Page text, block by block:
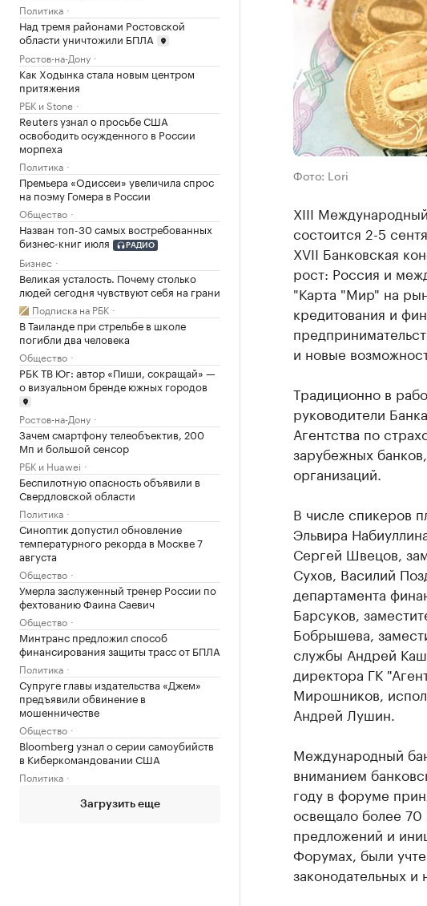
Политика
Над тремя районами Ростовской
области уничтожили БПЛА
Ростов-на-Дону
Как Ходынка стала новым центром
притяжения
РБК и Stone
Reuters узнал о просьбе США
освободить осужденного в России
морпеха
Политика
Премьера «Одиссеи» увеличила спрос
на поэму Гомера в России
Общество
Назван топ-30 самых востребованных
бизнес-книг июля
РАДИО
Бизнес
Великая усталость. Почему столько
людей сегодня чувствуют себя на грани
Подписка на РБК
В Таиланде при стрельбе в школе
погибли два человека
Общество
РБК ТВ Юг: автор «Пиши, сокращай» —
о визуальном бренде южных городов
Ростов-на-Дону
Зачем смартфону телеобъектив, 200
Мп и большой сенсор
РБК и Huawei
Беспилотную опасность объявили в
Свердловской области
Политика
Синоптик допустил обновление
температурного рекорда в Москве 7
августа
Общество
Умерла заслуженный тренер России по
фехтованию Фаина Саевич
Общество
Минтранс предложил способ
финансирования защиты трасс от БПЛА
Политика
Супруге главы издательства «Джем»
предъявили обвинение в
мошенничестве
Общество
Bloomberg узнал о серии самоубийств
в Киберкомандовании США
Политика
Загрузить еще
Фото: Lori
XIII
состоится 2-5
XVII Банковская
рост: Россия и
"Карта "Мир" на
кредитования и
и новые
Традиционно в
руководители
Агентства по
зарубежных
организаций.
В числе спикеров
Эльвира
Сергей Швецов,
Сухов, Василий
департамента
Барсуков,
Бобрышева,
службы Андрей
директора ГК
Мирошников,
Андрей Лушин.
Международный
вниманием
году в форуме
освещало более 70
предложений и
Форумах, были
законодательных и